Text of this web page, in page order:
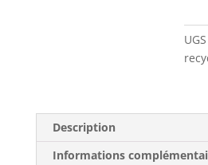
-
Description
Informations